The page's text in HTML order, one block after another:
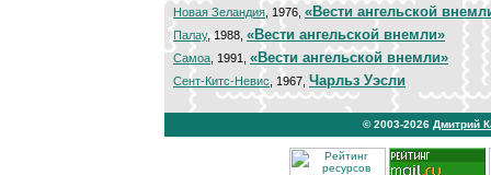
Новая Зеландия, 1976, «Вести ангельской
Палау, 1988, «Вести ангельской внемли»
Самоа , 1991, «Вести ангельской внемли»
Сент-Китс-Невис , 1967, Чарльз Уэсли
© 2003-2026 Дмитрий